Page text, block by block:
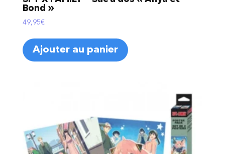
Bond »
49,95€
Ajouter au panier